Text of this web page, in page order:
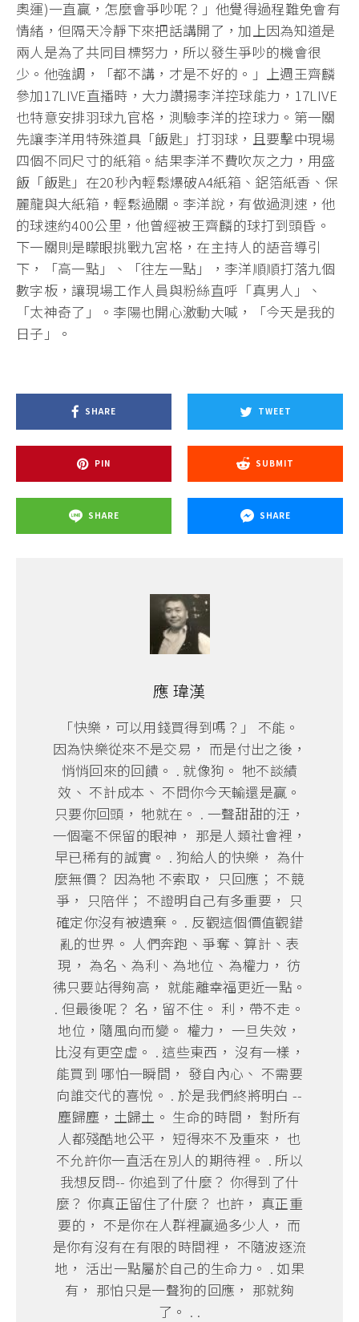
奧運)一直贏，怎麼會爭吵呢？」他覺得過程難免會有
情緒，但隔天冷靜下來把話講開了，加上因為知道是
兩人是為了共同目標努力，所以發生爭吵的機會很
少。他強調，「都不講，才是不好的。」上週王齊麟
參加17LIVE直播時，大力讚揚李洋控球能力，17LIVE
也特意安排羽球九官格，測驗李洋的控球力。第一關
先讓李洋用特殊道具「飯匙」打羽球，且要擊中現場
四個不同尺寸的紙箱。結果李洋不費吹灰之力，用盛
飯「飯匙」在20秒內輕鬆爆破A4紙箱、鋁箔紙香、保
麗龍與大紙箱，輕鬆過關。李洋說，有做過測速，他
的球速約400公里，他曾經被王齊麟的球打到頭昏。
下一關則是矇眼挑戰九宮格，在主持人的語音導引
下，「高一點」、「往左一點」，李洋順順打落九個
數字板，讓現場工作人員與粉絲直呼「真男人」、
「太神奇了」。李陽也開心激動大喊，「今天是我的
日子」。
SHARE TWEET
PIN SUBMIT
SHARE SHARE
應 瑋漢
「快樂，可以用錢買得到嗎？」 不能。
因為快樂從來不是交易， 而是付出之後，
悄悄回來的回饋。 . 就像狗。 牠不談績
效、 不計成本、 不問你今天輸還是贏。
只要你回頭， 牠就在。 . 一聲甜甜的汪，
一個毫不保留的眼神， 那是人類社會裡，
早已稀有的誠實。 . 狗給人的快樂， 為什
麼無價？ 因為牠 不索取， 只回應； 不競
爭， 只陪伴； 不證明自己有多重要， 只
確定你沒有被遺棄。 . 反觀這個價值觀錯
亂的世界。 人們奔跑、爭奪、算計、表
現， 為名、為利、為地位、為權力， 彷
彿只要站得夠高， 就能離幸福更近一點。
. 但最後呢？ 名，留不住。 利，帶不走。
地位，隨風向而變。 權力， 一旦失效，
比沒有更空虛。 . 這些東西， 沒有一樣，
能買到 哪怕一瞬間， 發自內心、 不需要
向誰交代的喜悅。 . 於是我們終將明白 --
塵歸塵，土歸土。 生命的時間， 對所有
人都殘酷地公平， 短得來不及重來， 也
不允許你一直活在別人的期待裡。 . 所以
我想反問-- 你追到了什麼？ 你得到了什
麼？ 你真正留住了什麼？ 也許， 真正重
要的， 不是你在人群裡贏過多少人， 而
是你有沒有在有限的時間裡， 不隨波逐流
地， 活出一點屬於自己的生命力。 . 如果
有， 那怕只是一聲狗的回應， 那就夠
了。 . .